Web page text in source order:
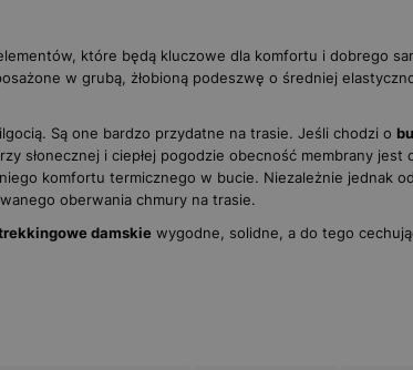
które będą kluczowe dla komfortu i dobrego
w grubą, żłobioną podeszwę o średniej
Są one bardzo przydatne na trasie. Jeśli chodzi o
słonecznej i ciepłej pogodzie obecność membrany
komfortu termicznego w bucie. Niezależnie jednak
oberwania chmury na trasie.
damskie wygodne, solidne, a do tego